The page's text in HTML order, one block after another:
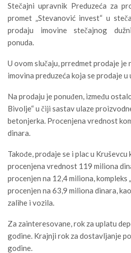
Stečajni upravnik Preduzeća za
promet „Stevanović invest“ u
prodaju imovine stečajnog
ponuda.
U ovom slučaju, prredmet prodaje je
imovina preduzeća koja se prodaje u
Na prodaju je ponuđen, između
Bivolje“ u čiji sastav ulaze
betonjerka. Procenjena vrednost
dinara.
Takođe, prodaje se i plac u
procenjena vrednost 119 miliona
procenjen na 12,4 miliona, kompleks
procenjen na 63,9 miliona dinara,
zalihe i vozila.
Za zainteresovane, rok za uplatu
godine. Krajnji rok za dostavljanje
godine.